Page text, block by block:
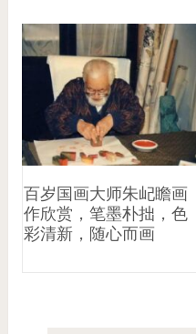
百岁国画大师朱屺瞻画
作欣赏，笔墨朴拙，色
彩清新，随心而画